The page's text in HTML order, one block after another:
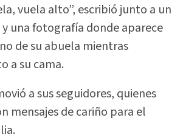
vuela alto”, escribió junto a un
una fotografía donde aparece
de su abuela mientras
a su cama.
a sus seguidores, quienes
mensajes de cariño para el